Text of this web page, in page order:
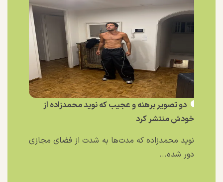
دو تصویر برهنه و عجیب که نوید محمدزاده از
خودش منتشر کرد
نوید محمدزاده که مدت‌ها به شدت از فضای مجازی
دور شده...